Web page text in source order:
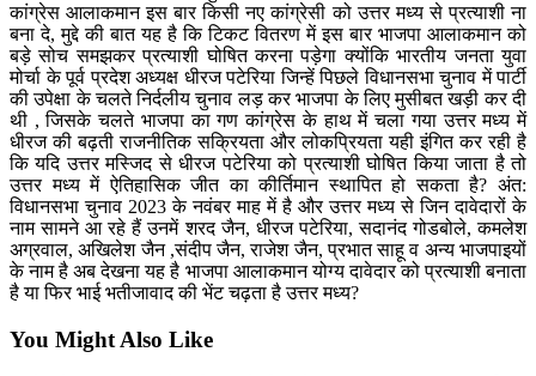
कांग्रेस आलाकमान इस बार किसी नए कांग्रेसी को उत्तर मध्य से प्रत्याशी ना
बना दे, मुद्दे की बात यह है कि टिकट वितरण में इस बार भाजपा आलाकमान को
बड़े सोच समझकर प्रत्याशी घोषित करना पड़ेगा क्योंकि भारतीय जनता युवा
मोर्चा के पूर्व प्रदेश अध्यक्ष धीरज पटेरिया जिन्हें पिछले विधानसभा चुनाव में पार्टी
की उपेक्षा के चलते निर्दलीय चुनाव लड़ कर भाजपा के लिए मुसीबत खड़ी कर दी
थी , जिसके चलते भाजपा का गण कांग्रेस के हाथ में चला गया उत्तर मध्य में
धीरज की बढ़ती राजनीतिक सक्रियता और लोकप्रियता यही इंगित कर रही है
कि यदि उत्तर मस्जिद से धीरज पटेरिया को प्रत्याशी घोषित किया जाता है तो
उत्तर मध्य में ऐतिहासिक जीत का कीर्तिमान स्थापित हो सकता है? अंत:
विधानसभा चुनाव 2023 के नवंबर माह में है और उत्तर मध्य से जिन दावेदारों के
नाम सामने आ रहे हैं उनमें शरद जैन, धीरज पटेरिया, सदानंद गोडबोले, कमलेश
अग्रवाल, अखिलेश जैन ,संदीप जैन, राजेश जैन, प्रभात साहू व अन्य भाजपाइयों
के नाम है अब देखना यह है भाजपा आलाकमान योग्य दावेदार को प्रत्याशी बनाता
है या फिर भाई भतीजावाद की भेंट चढ़ता है उत्तर मध्य?
You Might Also Like